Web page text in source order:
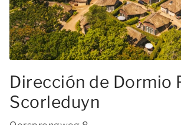
Dirección de Dormio
Scorleduyn